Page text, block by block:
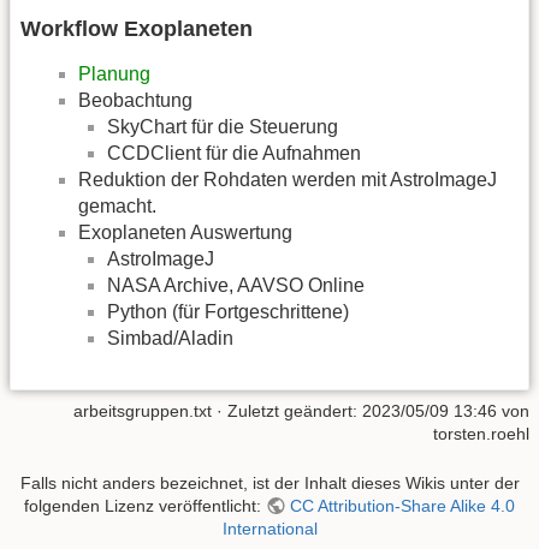
Workflow Exoplaneten
Planung
Beobachtung
SkyChart für die Steuerung
CCDClient für die Aufnahmen
Reduktion der Rohdaten werden mit AstroImageJ
gemacht.
Exoplaneten Auswertung
AstroImageJ
NASA Archive, AAVSO Online
Python (für Fortgeschrittene)
Simbad/Aladin
arbeitsgruppen.txt · Zuletzt geändert: 2023/05/09 13:46 von
torsten.roehl
Falls nicht anders bezeichnet, ist der Inhalt dieses Wikis unter der
folgenden Lizenz veröffentlicht:
CC Attribution-Share Alike 4.0
International